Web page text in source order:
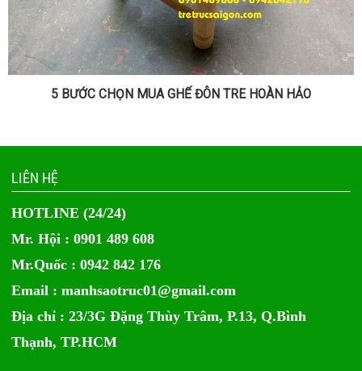
5 BƯỚC CHỌN MUA GHẾ ĐÔN TRE HOÀN HẢO
LIÊN HỆ
HOTLINE (24/24)
Mr. Hội : 0901 489 608
Mr.Quốc : 0942 842 176
Email :manhsaotruc01@gmail.com
Địa chỉ : 23/3G Đặng Thùy Trâm, P.13, Q.Bình
Thạnh, TP.HCM